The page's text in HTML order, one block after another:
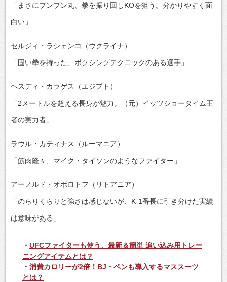
「まさにブンブン丸、拳を振り回しKOを狙う。分かりやすく面
白い」
セルジィ・ラシェンコ（ウクライナ）
「固い拳を持った、ボクシングテクニックのある選手」
ヘスディ・カラゲス（エジプト）
「2メートルを超える長身が魅力。（元）イッツショータイム王
者の実力者」
ラウル・カティナス（ルーマニア）
「筋肉隆々、マイク・タイソンのようなファイター」
アーノルド・オボロトフ（リトアニア）
「のらりくらりと強さは感じないが、K-1番長に引き分けた実績
は意味がある」
・ UFCファイターも使う、最新＆簡単 追い込み用トレー
ニングアイテムとは？
・ 消費カロリーが2倍！BJ・ペンも導入するマススーツ
とは？